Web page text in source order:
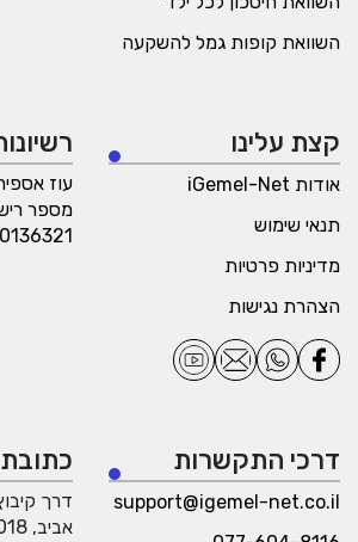
השוואת קופות גמל להשקעה
קצת עלינו
אודות iGemel-Net
תנאי שימוש
מדיניות פרטיות
הצהרת נגישות
עוז
מספר
דרכי התקשרות
support@igemel-net.co.il
דרך קיבוץ
אביב, 6655018